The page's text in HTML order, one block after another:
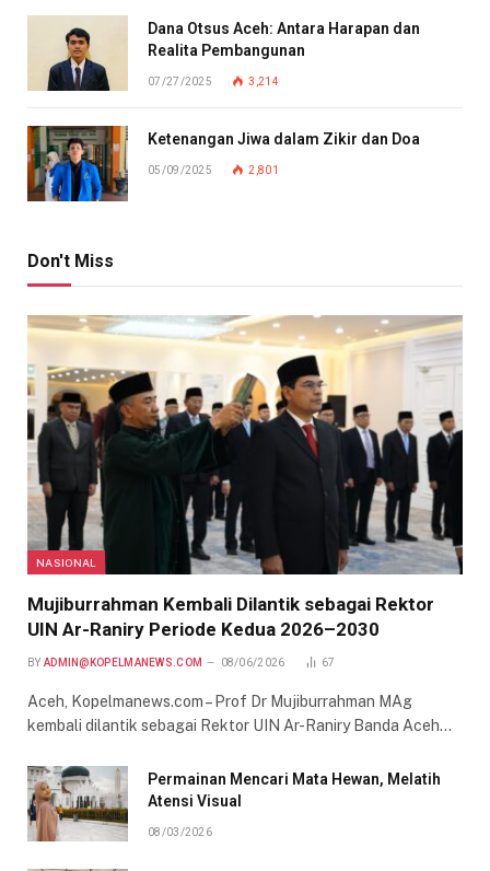
Dana Otsus Aceh: Antara Harapan dan
Realita Pembangunan
07/27/2025 3,214
Ketenangan Jiwa dalam Zikir dan Doa
05/09/2025 2,801
Don't Miss
NASIONAL
Mujiburrahman Kembali Dilantik sebagai Rektor
UIN Ar-Raniry Periode Kedua 2026–2030
BY ADMIN@KOPELMANEWS.COM 08/06/2026 67
Aceh, Kopelmanews.com – Prof Dr Mujiburrahman MAg
kembali dilantik sebagai Rektor UIN Ar-Raniry Banda Aceh…
Permainan Mencari Mata Hewan, Melatih
Atensi Visual
08/03/2026